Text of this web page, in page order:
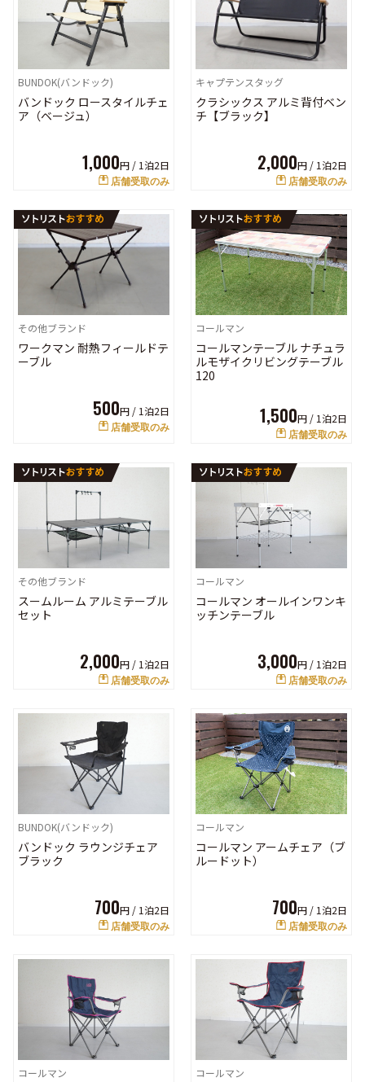
BUNDOK(バンドック)
バンドック ロースタイルチェ
ア（ベージュ）
1,000円 / 1泊2日
店舗受取のみ
キャプテンスタッグ
クラシックス アルミ背付ベン
チ【ブラック】
2,000円 / 1泊2日
店舗受取のみ
その他ブランド
ワークマン 耐熱フィールドテ
ーブル
500円 / 1泊2日
店舗受取のみ
コールマン
コールマンテーブル ナチュラ
ルモザイクリビングテーブル
120
1,500円 / 1泊2日
店舗受取のみ
その他ブランド
スームルーム アルミテーブル
セット
2,000円 / 1泊2日
店舗受取のみ
コールマン
コールマン オールインワンキ
ッチンテーブル
3,000円 / 1泊2日
店舗受取のみ
BUNDOK(バンドック)
バンドック ラウンジチェア
ブラック
700円 / 1泊2日
店舗受取のみ
コールマン
コールマン アームチェア（ブ
ルードット）
700円 / 1泊2日
店舗受取のみ
コールマン コールマン